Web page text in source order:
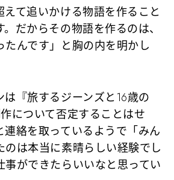
えて追いかける物語を作ること
だからその物語を作るのは、
たんです」と胸の内を明かし
『旅するジーンズと16歳の
について否定することはせ
連絡を取っているようで「みん
のは本当に素晴らしい経験でし
事ができたらいいなと思ってい